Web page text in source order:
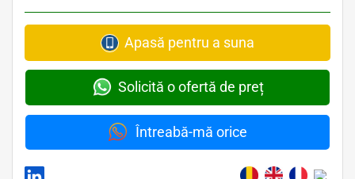
Apasă pentru a suna
Solicită o ofertă de preț
Întreabă-mă orice